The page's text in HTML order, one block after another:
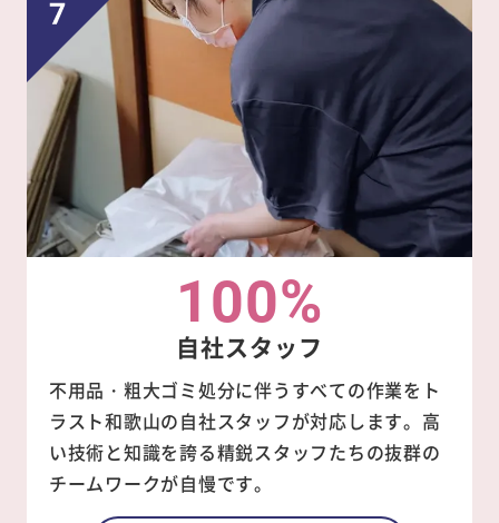
100%
自社スタッフ
不用品・粗大ゴミ処分に伴うすべての作業をト
ラスト和歌山の自社スタッフが対応します。高
い技術と知識を誇る精鋭スタッフたちの抜群の
チームワークが自慢です。